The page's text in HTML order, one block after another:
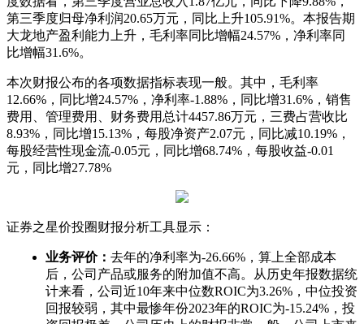
第三季度归母净利润20.65万元，同比上升105.91%。本报告期
大龙地产盈利能力上升，毛利率同比增幅24.57%，净利率同
比增幅31.6%。
本次财报公布的各项数据指标表现一般。其中，毛利率
12.66%，同比增24.57%，净利率-1.88%，同比增31.6%，销售
费用、管理费用、财务费用总计4457.86万元，三费占营收比
8.93%，同比增15.13%，每股净资产2.07元，同比减10.19%，
每股经营性现金流-0.05元，同比增68.74%，每股收益-0.01
元，同比增27.78%
证券之星价投圈财报分析工具显示：
业务评价： 去年的净利率为-26.66%，算上全部成本
后，公司产品或服务的附加值不高。从历史年报数据统
计来看，公司近10年来中位数ROIC为3.26%，中位投资
回报较弱，其中最惨年份2023年的ROIC为-15.24%，投